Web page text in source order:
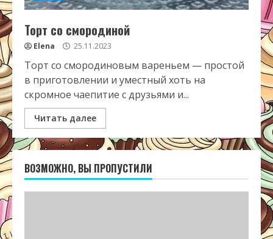
Торт со смородиной
Elena 25.11.2023
Торт со смородиновым вареньем — простой
в приготовлении и уместный хоть на
скромное чаепитие с друзьями и...
Читать далее
ВОЗМОЖНО, ВЫ ПРОПУСТИЛИ